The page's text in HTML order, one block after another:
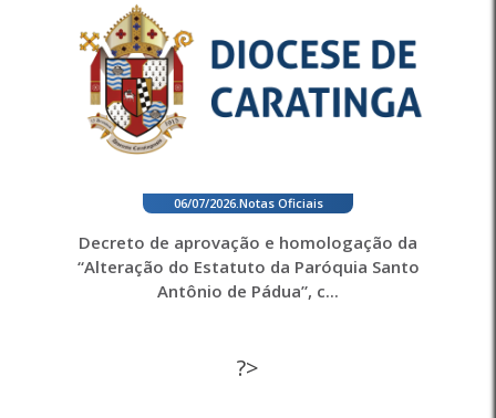
06/07/2026. Notas Oficiais
Decreto de aprovação e homologação da
“Alteração do Estatuto da Paróquia Santo
Antônio de Pádua”, c...
?>